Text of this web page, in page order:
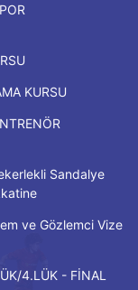
KURSU
Sandalye
ve Gözlemci Vize
4.LÜK - FİNAL